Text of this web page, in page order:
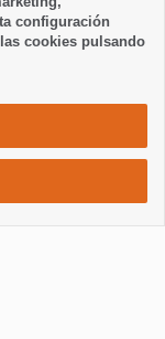
configuración
cookies pulsando